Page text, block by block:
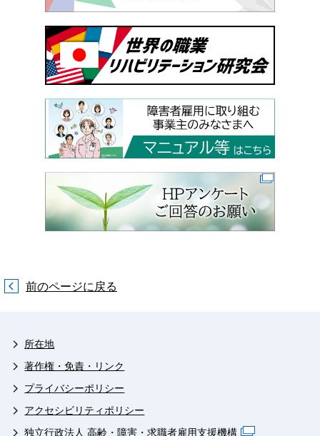
前のページに戻る
所在地
著作権・免責・リンク
プライバシーポリシー
アクセシビリティポリシー
独立行政法人 高齢・障害・求職者雇用支援機構